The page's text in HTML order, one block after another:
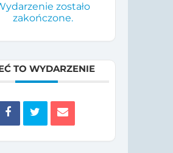
zostało
zakończone.
TO WYDARZENIE